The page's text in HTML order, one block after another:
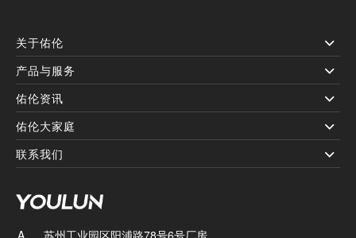
关于佑伦
产品与服务
佑伦资讯
佑伦大家庭
联系我们